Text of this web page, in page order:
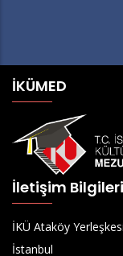
İKÜMED
İletişim Bilgileri
İKÜ Ataköy
İstanbul